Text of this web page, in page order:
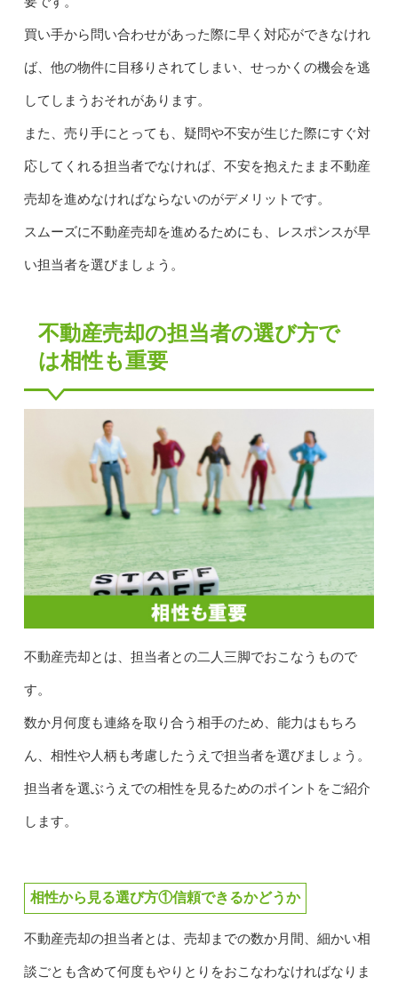
買い手から問い合わせがあった際に早く対応ができなけれ
ば、他の物件に目移りされてしまい、せっかくの機会を逃
してしまうおそれがあります。
また、売り手にとっても、疑問や不安が生じた際にすぐ対
応してくれる担当者でなければ、不安を抱えたまま不動産
売却を進めなければならないのがデメリットです。
スムーズに不動産売却を進めるためにも、レスポンスが早
い担当者を選びましょう。
不動産売却の担当者の選び方で
は相性も重要
不動産売却とは、担当者との二人三脚でおこなうもので
す。
数か月何度も連絡を取り合う相手のため、能力はもちろ
ん、相性や人柄も考慮したうえで担当者を選びましょう。
担当者を選ぶうえでの相性を見るためのポイントをご紹介
します。
相性から見る選び方①信頼できるかどうか
不動産売却の担当者とは、売却までの数か月間、細かい相
談ごとも含めて何度もやりとりをおこなわなければなりま